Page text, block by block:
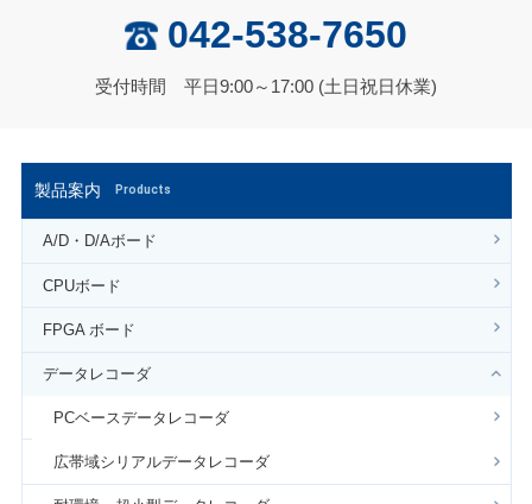
製品案内 Products
A/D・D/Aボード
CPUボード
FPGA ボード
データレコーダ
PCベースデータレコーダ
広帯域シリアルデータレコーダ
042-538-7650
受付時間 平日9:00～17:00 (土日祝日休業)